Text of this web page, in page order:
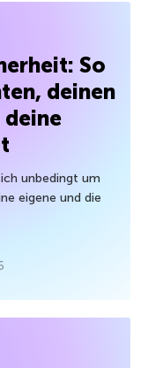
So
deinen
unbedingt um
eigene und die